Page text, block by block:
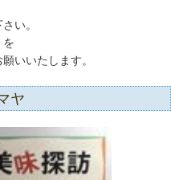
い。
たします。
ヤ